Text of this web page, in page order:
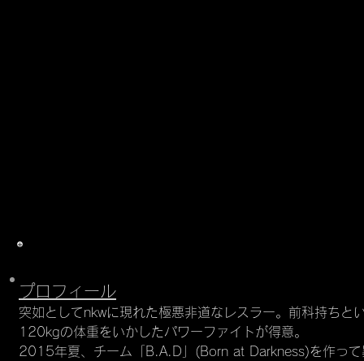
プロフィール
突如としてnkwに現れた極悪非道なレスラー。前科持ちと
120kgの体重をいかしたパワーファイトが得意。
2015年夏、チーム「B.A.D」(Born at Darkness)を作っ